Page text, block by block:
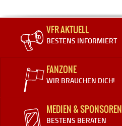
VFR AKTUELL
BESTENS INFORMIERT
FANZONE
WIR BRAUCHEN DICH!
MEDIEN & SPONSOREN
BESTENS BERATEN